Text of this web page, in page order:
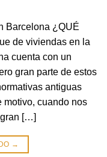
Barcelona ¿QUÉ
de viviendas en la
cuenta con un
gran parte de estos
antiguas
motivo, cuando nos
[…]
→